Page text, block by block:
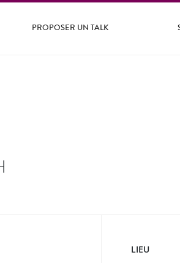
PROPOSER UN TALK
LIEU